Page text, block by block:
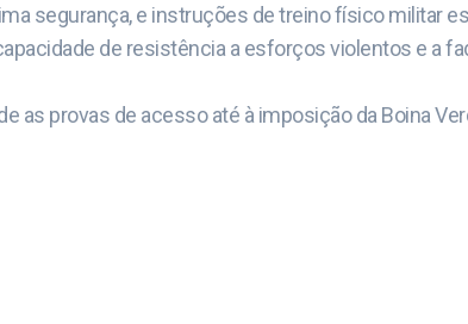
segurança, e instruções de treino físico militar
de resistência a esforços violentos e a
as provas de acesso até à imposição da Boina